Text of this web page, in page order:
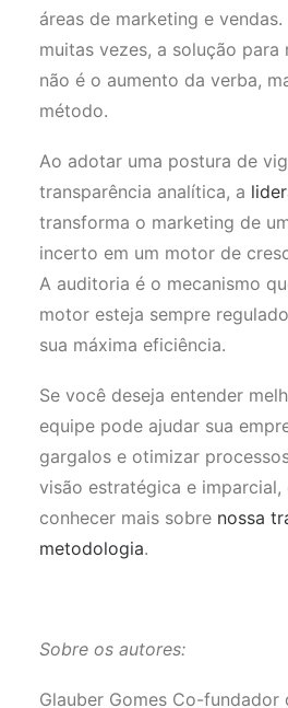
áreas de marketing e
muitas vezes, a solução para
não é o aumento da verba,
método.
Ao adotar uma postura de
transparência analítica, a
transforma o marketing de
incerto em um motor de
A auditoria é o mecanismo
motor esteja sempre
sua máxima eficiência.
Se você deseja entender
equipe pode ajudar sua
gargalos e otimizar
visão estratégica e
conhecer mais sobre nossa
metodologia.
Sobre os autores:
Glauber Gomes Co-fundador